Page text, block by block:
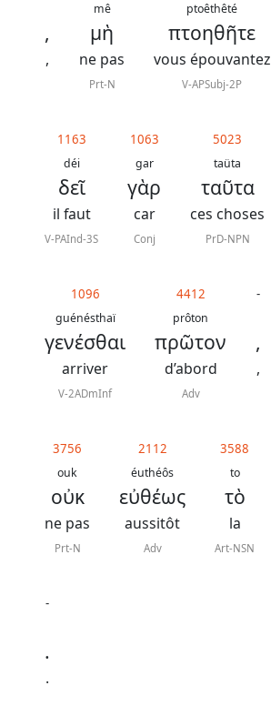
,
,
mê
μὴ
ne pas
Prt-N
ptoêthêté
πτοηθῆτε
vous épouvantez
V-APSubj-2P
1163
déi
δεῖ
il faut
V-PAInd-3S
1063
gar
γὰρ
car
Conj
5023
taüta
ταῦτα
ces choses
PrD-NPN
1096
guénésthaï
γενέσθαι
arriver
V-2ADmInf
4412
prôton
πρῶτον
d’abord
Adv
-
,
,
3756
ouk
οὐκ
ne pas
Prt-N
2112
éuthéôs
εὐθέως
aussitôt
Adv
3588
to
τὸ
la
Art-NSN
-
.
.